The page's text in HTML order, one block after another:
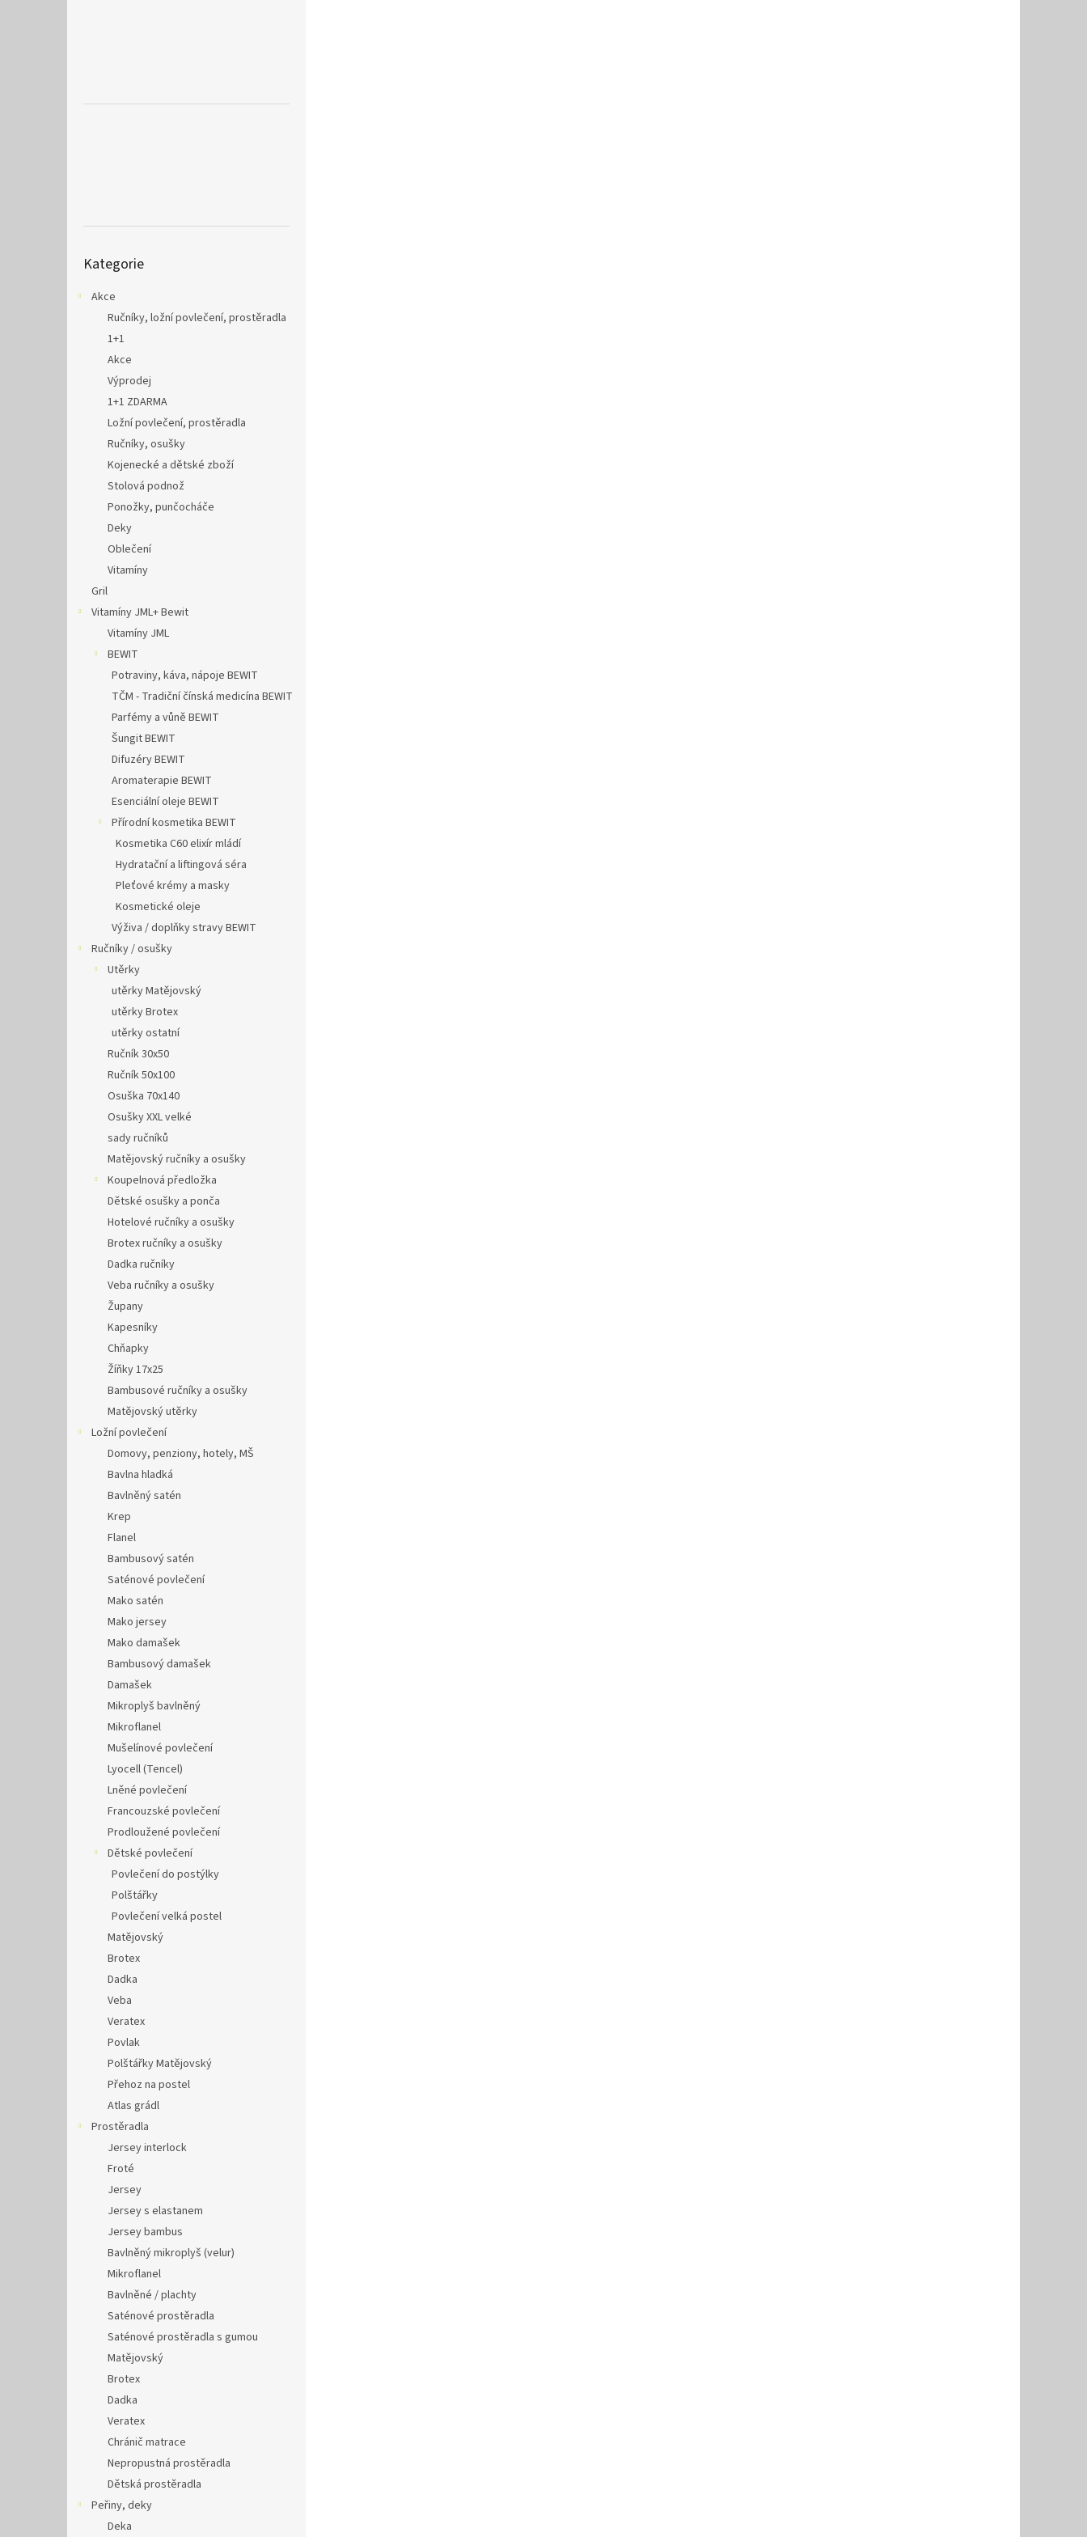
kategorie
Kategorie
Akce
Ručníky, ložní povlečení, prostěradla
1+1
Akce
Výprodej
1+1 ZDARMA
Ložní povlečení, prostěradla
Ručníky, osušky
Kojenecké a dětské zboží
Stolová podnož
Ponožky, punčocháče
Deky
Oblečení
Vitamíny
Gril
Vitamíny JML+ Bewit
Vitamíny JML
BEWIT
Potraviny, káva, nápoje BEWIT
TČM - Tradiční čínská medicína BEWIT
Parfémy a vůně BEWIT
Šungit BEWIT
Difuzéry BEWIT
Aromaterapie BEWIT
Esenciální oleje BEWIT
Přírodní kosmetika BEWIT
Kosmetika C60 elixír mládí
Hydratační a liftingová séra
Pleťové krémy a masky
Kosmetické oleje
Výživa / doplňky stravy BEWIT
Ručníky / osušky
Utěrky
utěrky Matějovský
utěrky Brotex
utěrky ostatní
Ručník 30x50
Ručník 50x100
Osuška 70x140
Osušky XXL velké
sady ručníků
Matějovský ručníky a osušky
Koupelnová předložka
Dětské osušky a ponča
Hotelové ručníky a osušky
Brotex ručníky a osušky
Dadka ručníky
Veba ručníky a osušky
Župany
Kapesníky
Chňapky
Žíňky 17x25
Bambusové ručníky a osušky
Matějovský utěrky
Ložní povlečení
Domovy, penziony, hotely, MŠ
Bavlna hladká
Bavlněný satén
Krep
Flanel
Bambusový satén
Saténové povlečení
Mako satén
Mako jersey
Mako damašek
Bambusový damašek
Damašek
Mikroplyš bavlněný
Mikroflanel
Mušelínové povlečení
Lyocell (Tencel)
Lněné povlečení
Francouzské povlečení
Prodloužené povlečení
Dětské povlečení
Povlečení do postýlky
Polštářky
Povlečení velká postel
Matějovský
Brotex
Dadka
Veba
Veratex
Povlak
Polštářky Matějovský
Přehoz na postel
Atlas grádl
Prostěradla
Jersey interlock
Froté
Jersey
Jersey s elastanem
Jersey bambus
Bavlněný mikroplyš (velur)
Mikroflanel
Bavlněné / plachty
Saténové prostěradla
Saténové prostěradla s gumou
Matějovský
Brotex
Dadka
Veratex
Chránič matrace
Nepropustná prostěradla
Dětská prostěradla
Peřiny, deky
Deka